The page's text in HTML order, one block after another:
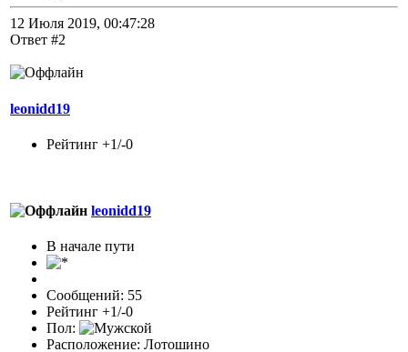
12 Июля 2019, 00:47:28
Ответ #2
leonidd19
Рейтинг +1/-0
leonidd19
В начале пути
Сообщений: 55
Рейтинг +1/-0
Пол:
Расположение: Лотошино